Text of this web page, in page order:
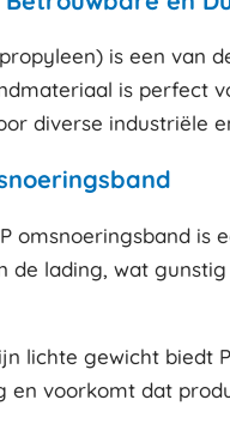
is een van
is perfect
diverse industriële
omsnoeringsband
de lading, wat
lichte gewicht
en voorkomt dat